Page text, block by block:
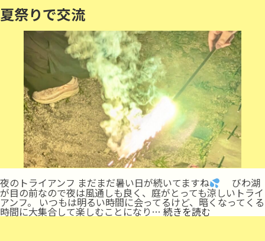
夏祭りで交流
夜のトライアンフ まだまだ暑い日が続いてますね びわ湖
が目の前なので夜は風通しも良く、庭がとっても涼しいトライ
アンフ。 いつもは明るい時間に会ってるけど、暗くなってくる
時間に大集合して楽しむことになり… 続きを読む 夏
祭